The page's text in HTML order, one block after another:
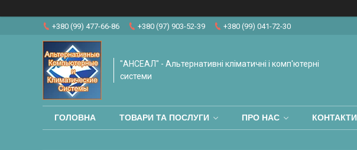
+380 (99) 477-66-86 +380 (97) 903-52-39 +380 (99) 041-72-30
"АНСЕАЛ" - Альтернативні кліматичні і комп'ютерні
системи
ГОЛОВНА ТОВАРИ ТА ПОСЛУГИ ПРО НАС КОНТАКТИ